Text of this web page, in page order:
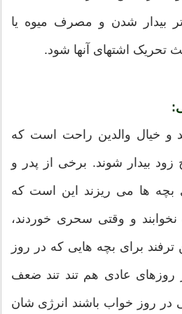
بیدار شدن و مصرف میوه یا
تحریک اشتهای آنها شود.
و خیال والدین راحت است که
بیدار شوند. برخی از پدر و
بچه ها می ریزند این است که
و وقتی سحری خوردند،
ترفند برای بچه هایی که در روز
روزهای عادی هم تند تند ضعف
در روز خواب باشند انرژی شان